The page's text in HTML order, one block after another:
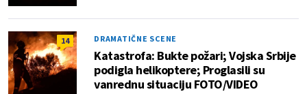
14 DRAMATIČNE SCENE
Katastrofa: Bukte požari; Vojska Srbije
podigla helikoptere; Proglasili su
vanrednu situaciju FOTO/VIDEO